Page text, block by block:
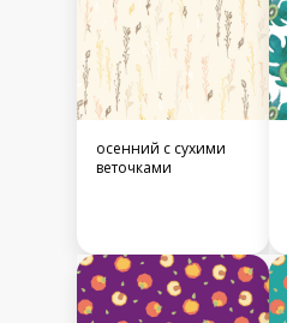
осенний с сухими
веточками